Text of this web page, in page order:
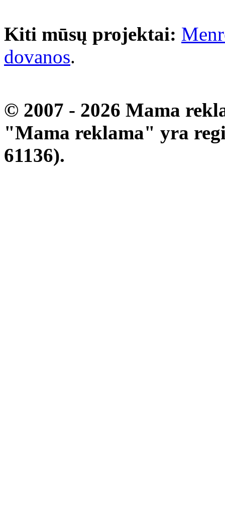
Kiti mūsų projektai:
dovanos.
© 2007 - 2026 Mama
"Mama reklama" yra
61136).